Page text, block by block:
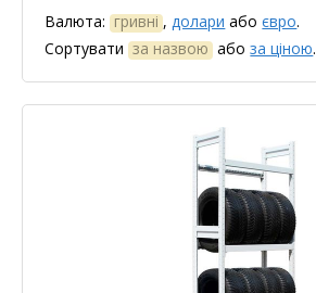
Валюта: гривні ,долари абоєвро.
Сортувати за назвою абоза ціною.